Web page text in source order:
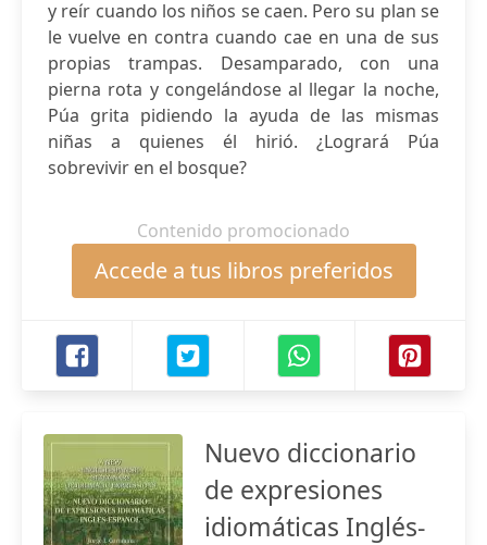
y reír cuando los niños se caen. Pero su plan se
le vuelve en contra cuando cae en una de sus
propias trampas. Desamparado, con una
pierna rota y congelándose al llegar la noche,
Púa grita pidiendo la ayuda de las mismas
niñas a quienes él hirió. ¿Logrará Púa
sobrevivir en el bosque?
Contenido promocionado
Accede a tus libros preferidos
Nuevo diccionario
de expresiones
idiomáticas Inglés-